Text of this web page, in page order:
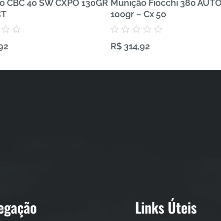
CBC 40 SW CXPO 130GR Munição Fiocchi 380
100gr – Cx 50
Avaliação
0
R$ 314,92
Links Úteis